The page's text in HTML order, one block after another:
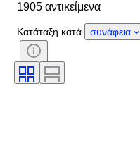
Τοποθεσία
Πωλείται από
1905 αντικείμενα
Κατάταξη κατά συνάφεια